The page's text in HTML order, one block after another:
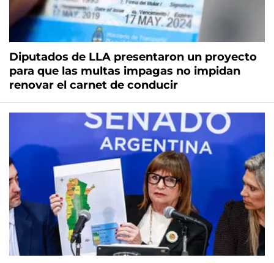
Diputados de LLA presentaron un proyecto
para que las multas impagas no impidan
renovar el carnet de conducir